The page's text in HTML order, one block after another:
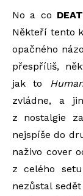
No a co
Někteří tento
opačného
přespříliš,
jak to
zvládne, a
z nostalgie
nejspíše do
naživo cover
z celého
nezůstal